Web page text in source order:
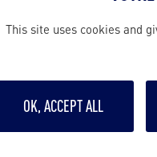
This site uses cookies and
OK, ACCEPT ALL